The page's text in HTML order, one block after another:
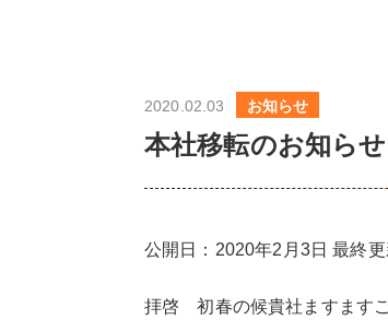
2020.02.03 お知らせ
本社移転のお知らせ
公開日：2020年2月3日 最終
拝啓 初春の候貴社ますます